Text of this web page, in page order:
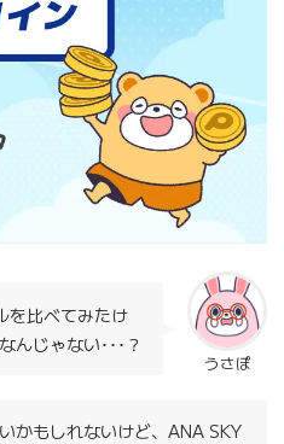
うさぽ
を比べてみたけ
んじゃない･･･？
かもしれないけど、ANA SKY